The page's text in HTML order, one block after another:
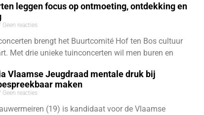
leggen focus op ontmoeting, ontdekking en
Geen reacties
brengt het Buurtcomité Hof ten Bos cultuur
Met drie unieke tuinconcerten wil men buren en
Vlaamse Jeugdraad mentale druk bij
maken
Geen reacties
(19) is kandidaat voor de Vlaamse